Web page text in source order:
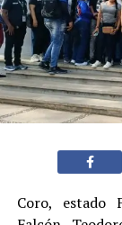
Coro, estado